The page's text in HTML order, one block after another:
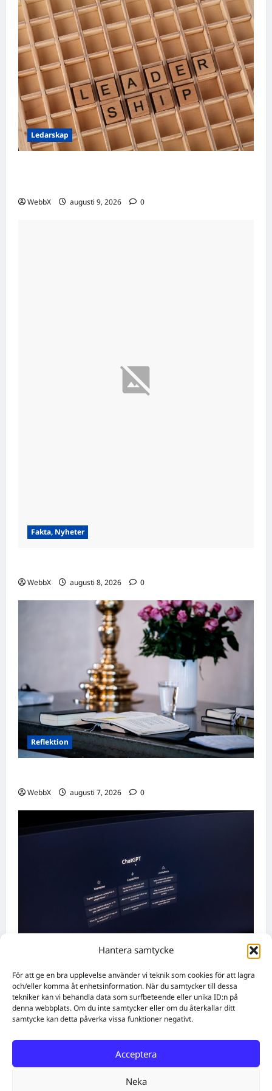
Hantera samtycke
För att ge en bra upplevelse använder vi teknik som cookies för att lagra
och/eller komma åt enhetsinformation. När du samtycker till dessa
tekniker kan vi behandla data som surfbeteende eller unika ID:n på
denna webbplats. Om du inte samtycker eller om du återkallar ditt
samtycke kan detta påverka vissa funktioner negativt.
Acceptera
Neka
Ledarskap
WebbX augusti 9, 2026 0
Fakta, Nyheter
WebbX augusti 8, 2026 0
Reflektion
WebbX augusti 7, 2026 0
HR och Rekrytering
Vilka AI-lösningar finns det för HR- och
rekryteringsbranschen?
WebbX augusti 6, 2026 0
Subscribe
Free QR Code Generator